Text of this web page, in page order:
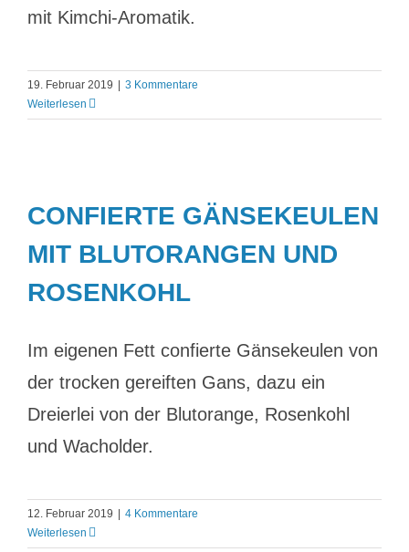
mit Kimchi-Aromatik.
19. Februar 2019
3 Kommentare
Weiterlesen
CONFIERTE GÄNSEKEULEN
MIT BLUTORANGEN UND
ROSENKOHL
Im eigenen Fett confierte Gänsekeulen von
der trocken gereiften Gans, dazu ein
Dreierlei von der Blutorange, Rosenkohl
und Wacholder.
12. Februar 2019
4 Kommentare
Weiterlesen